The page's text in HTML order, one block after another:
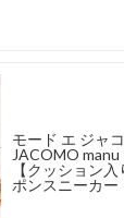
モード エ ジャ
JACOMO manu
【クッション
ポンスニーカー